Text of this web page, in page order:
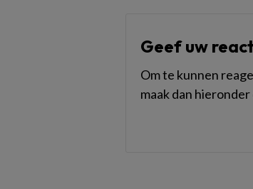
Geef uw
Om te kunnen
maak dan